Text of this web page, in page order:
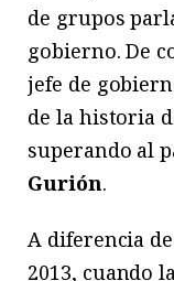
de grupos
gobierno. De
jefe de
de la historia
superando al
Gurión.
A diferencia
2013, cuando